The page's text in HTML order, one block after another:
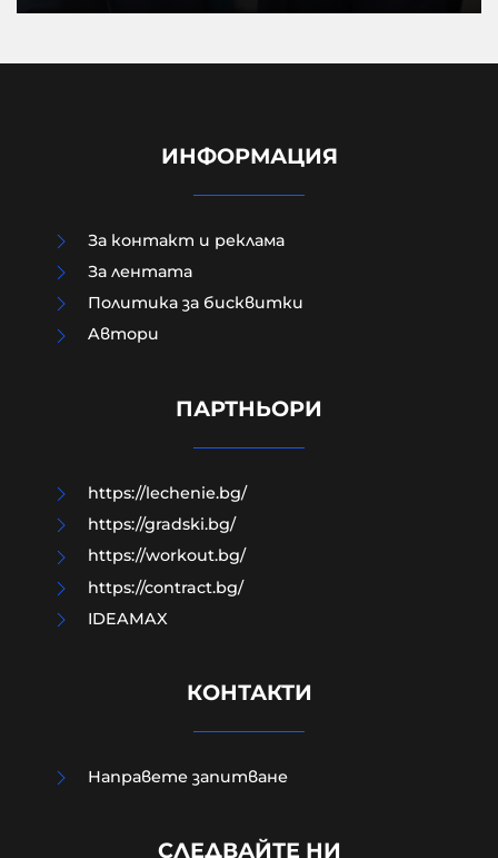
трябва да са 5, а 10
Ясни са училищата, в които учат
ИНФОРМАЦИЯ
За контакт и реклама
За лентата
Политика за бисквитки
Aвтори
ПАРТНЬОРИ
https://lechenie.bg/
https://gradski.bg/
https://workout.bg/
https://contract.bg/
IDEAMAX
КОНТАКТИ
Направете запитване
СЛЕДВАЙТЕ НИ